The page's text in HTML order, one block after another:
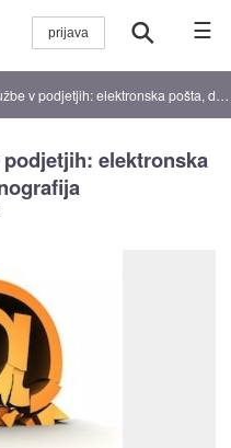
☰
elektronska pošta, družinski člani, pornografija
elektronska